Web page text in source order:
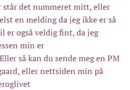
det nummeret mitt, eller
en melding da jeg ikke er så
er også veldig fint, da jeg
min er
Eller så kan du sende meg en PM
eller nettsiden min på